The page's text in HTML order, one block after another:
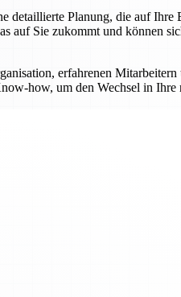
detaillierte Planung, die auf Ihre
auf Sie zukommt und können
erfahrenen
how, um den Wechsel in